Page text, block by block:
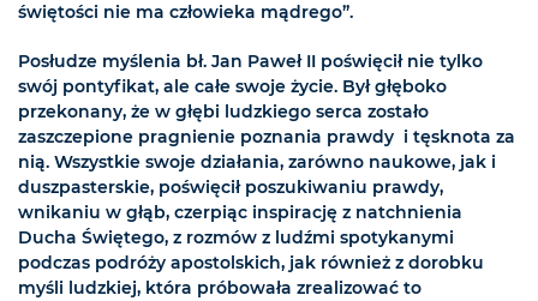
świętości nie ma człowieka mądrego”.
Posłudze myślenia bł. Jan Paweł II poświęcił nie tylko
swój pontyfikat, ale całe swoje życie. Był głęboko
przekonany, że w głębi ludzkiego serca zostało
zaszczepione pragnienie poznania prawdy i tęsknota za
nią. Wszystkie swoje działania, zarówno naukowe, jak i
duszpasterskie, poświęcił poszukiwaniu prawdy,
wnikaniu w głąb, czerpiąc inspirację z natchnienia
Ducha Świętego, z rozmów z ludźmi spotykanymi
podczas podróży apostolskich, jak również z dorobku
myśli ludzkiej, która próbowała zrealizować to